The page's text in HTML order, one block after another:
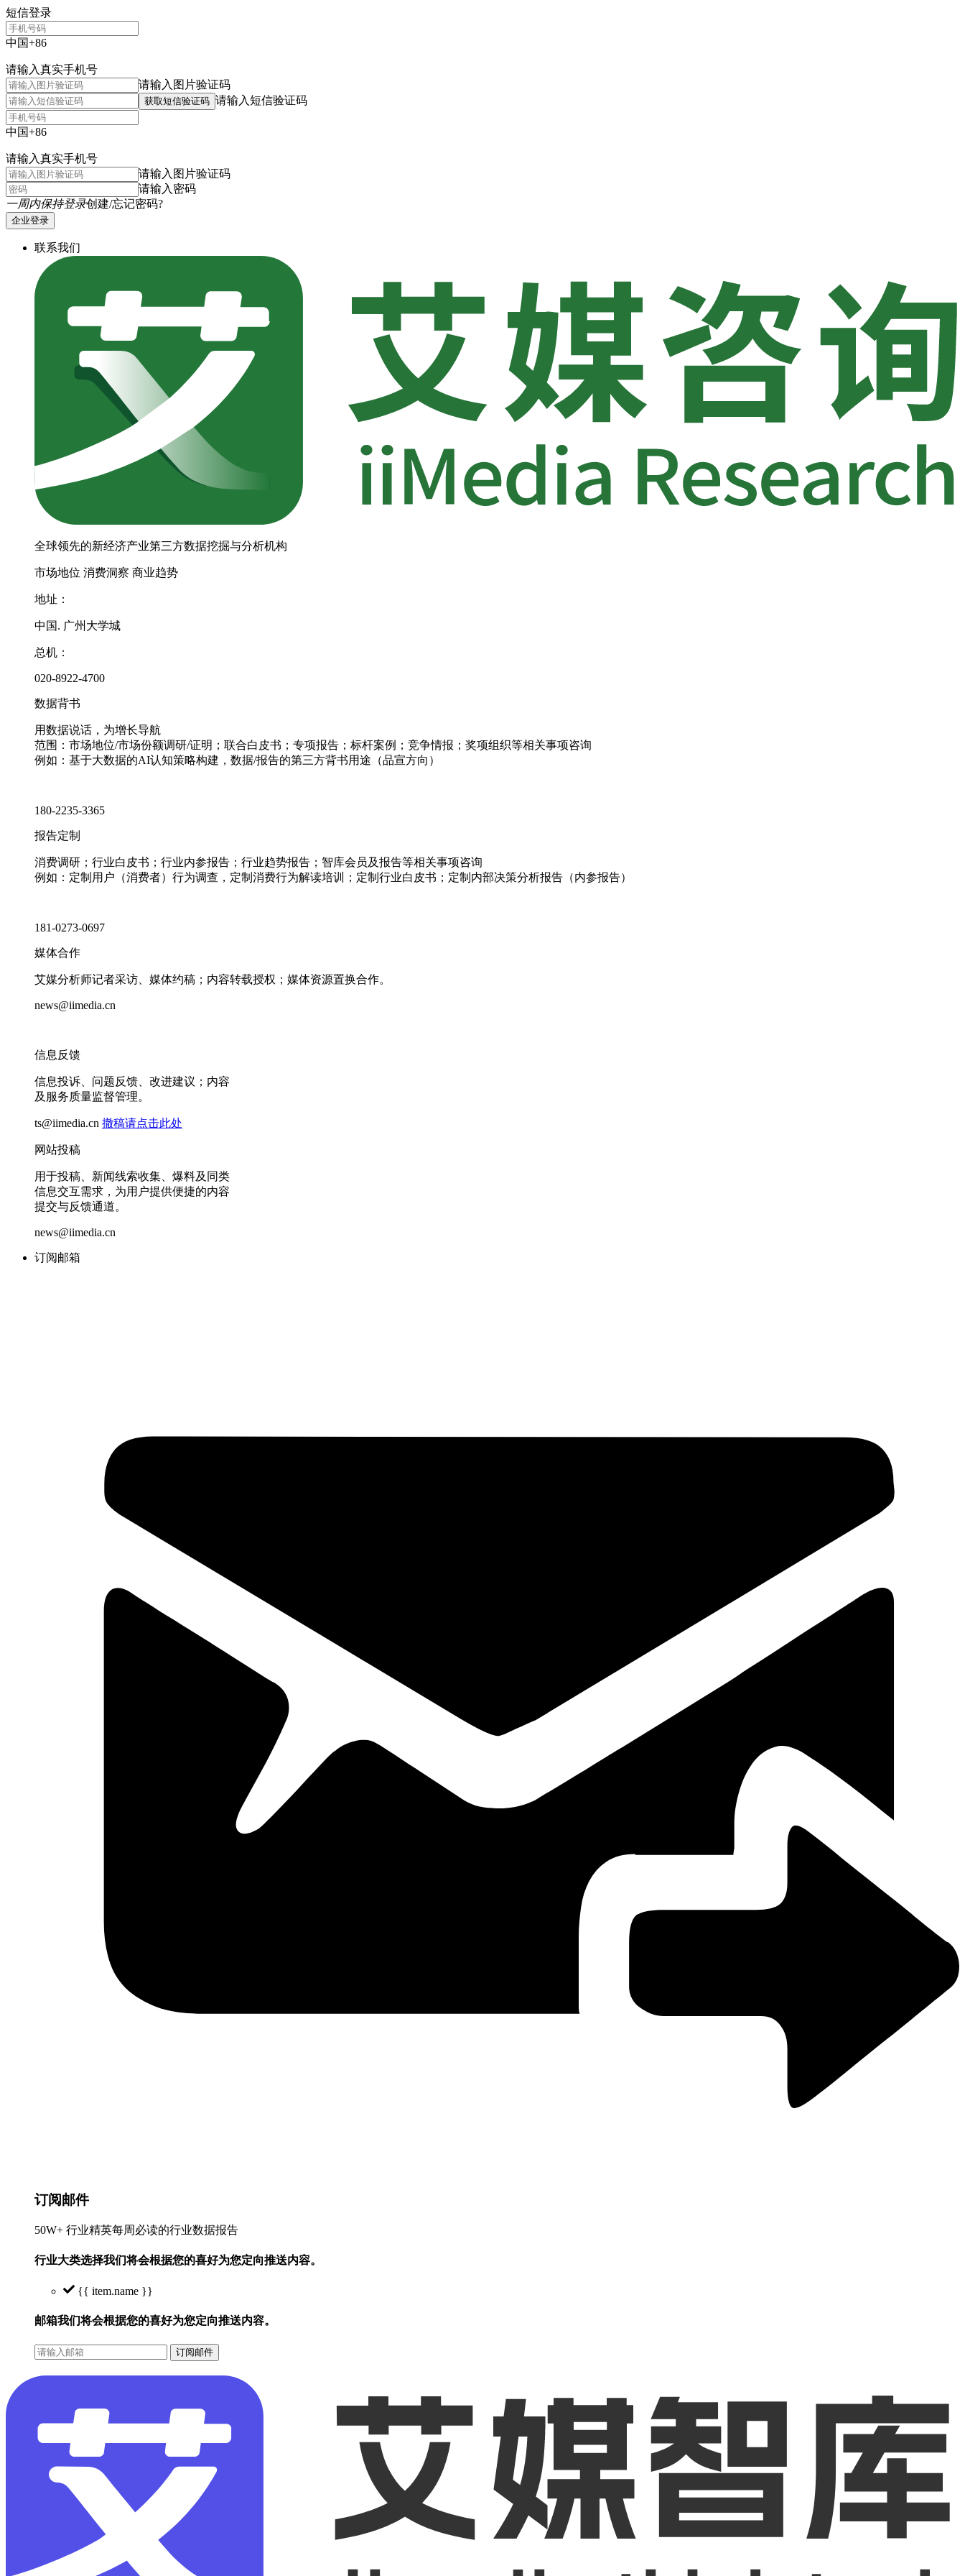
短信登录
中国+86
请输入真实手机号
请输入图片验证码
获取短信验证码 请输入短信验证码
中国+86
请输入真实手机号
请输入图片验证码
请输入密码
一周内保持登录创建/忘记密码?
企业登录
联系我们
全球领先的新经济产业第三方数据挖掘与分析机构
市场地位 消费洞察 商业趋势
地址：
中国. 广州大学城
总机：
020-8922-4700
数据背书
用数据说话，为增长导航
范围：市场地位/市场份额调研/证明；联合白皮书；专项报告；标杆案例；竞争情报；奖项组织等相关事项咨询
例如：基于大数据的AI认知策略构建，数据/报告的第三方背书用途（品宣方向）
180-2235-3365
报告定制
消费调研；行业白皮书；行业内参报告；行业趋势报告；智库会员及报告等相关事项咨询
例如：定制用户（消费者）行为调查，定制消费行为解读培训；定制行业白皮书；定制内部决策分析报告（内参报告）
181-0273-0697
媒体合作
艾媒分析师记者采访、媒体约稿；内容转载授权；媒体资源置换合作。
news@iimedia.cn
信息反馈
信息投诉、问题反馈、改进建议；内容
及服务质量监督管理。
ts@iimedia.cn 撤稿请点击此处
网站投稿
用于投稿、新闻线索收集、爆料及同类
信息交互需求，为用户提供便捷的内容
提交与反馈通道。
news@iimedia.cn
订阅邮箱
订阅邮件
50W+ 行业精英每周必读的行业数据报告
行业大类选择我们将会根据您的喜好为您定向推送内容。
{{ item.name }}
邮箱我们将会根据您的喜好为您定向推送内容。
订阅邮件